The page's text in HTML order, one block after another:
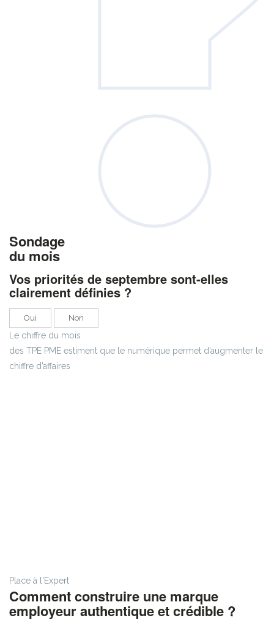
Sondage
du mois
Vos priorités de septembre sont-elles
clairement définies ?
Oui Non
Le chiffre du mois
des TPE PME estiment que le numérique permet d’augmenter le
chiffre d’affaires
Place à l'Expert
Comment construire une marque
employeur authentique et crédible ?